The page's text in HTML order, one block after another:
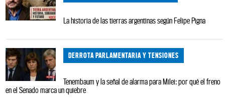
La historia de las tierras argentinas según Felipe Pigna
DERROTA PARLAMENTARIA Y TENSIONES
Tenembaum y la señal de alarma para Milei: por qué el freno
en el Senado marca un quiebre